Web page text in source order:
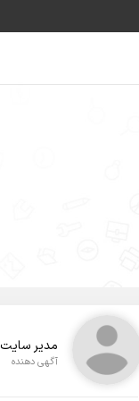
مدیر سایت
آگهی دهنده